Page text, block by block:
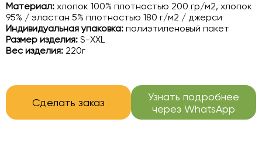
Материал: хлопок 100% плотностью 200 гр/м2, хлопок
95% / эластан 5% плотностью 180 г/м2 / джерси
Индивидуальная упаковка: полиэтиленовый пакет
Размер изделия: S-XXL
Вес изделия: 220г
Сделать заказ
Узнать подробнее
через WhatsApp